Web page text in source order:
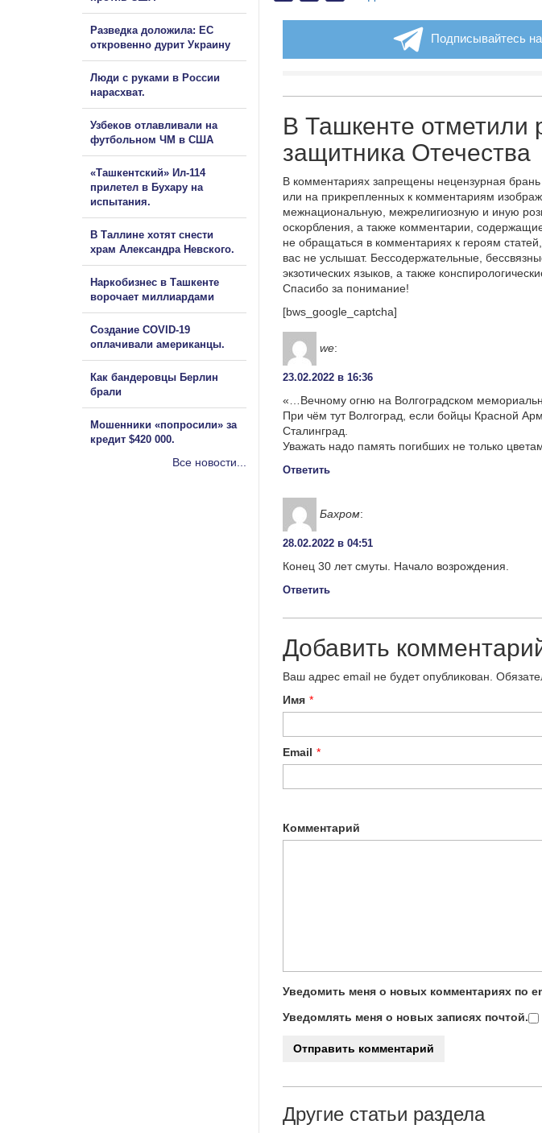
Подписывайтесь
В Ташкенте отметили
защитника Отечества
В комментариях запрещены нецензурная
или на прикрепленных к комментариям
межнациональную, межрелигиозную и иную
оскорбления, а также комментарии,
не обращаться в комментариях к героям
вас не услышат. Бессодержательные,
экзотических языков, а также
Спасибо за понимание!
[bws_google_captcha]
we:
23.02.2022 в 16:36
«…Вечному огню на Волгоградском
При чём тут Волгоград, если бойцы Красной
Сталинград.
Уважать надо память погибших не только
Ответить
Бахром:
28.02.2022 в 04:51
Конец 30 лет смуты. Начало возрождения.
Ответить
Добавить
Ваш адрес email не будет опубликован.
Имя *
Email *
Комментарий
Уведомить меня о новых комментариях по
Уведомлять меня о новых записях почтой.
Другие статьи раздела
Разведка доложила: ЕС
откровенно дурит Украину
Люди с руками в России
нарасхват.
Узбеков отлавливали на
футбольном ЧМ в США
«Ташкентский» Ил-114
прилетел в Бухару на
испытания.
В Таллине хотят снести
храм Александра Невского.
Наркобизнес в Ташкенте
ворочает миллиардами
Создание COVID-19
оплачивали американцы.
Как бандеровцы Берлин
брали
Мошенники «попросили» за
кредит $420 000.
Все новости...